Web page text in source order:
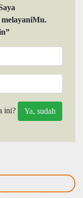
ini?